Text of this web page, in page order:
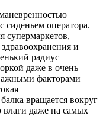
оператора.
супермаркетов,
и
радиус
даже в очень
факторами
вращается вокруг
влаги даже на самых